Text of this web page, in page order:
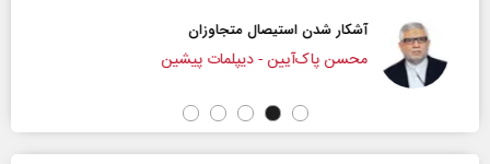
آشکار شدن استیصال متجاوزان
محسن پاک‌آیین - دیپلمات پیشین